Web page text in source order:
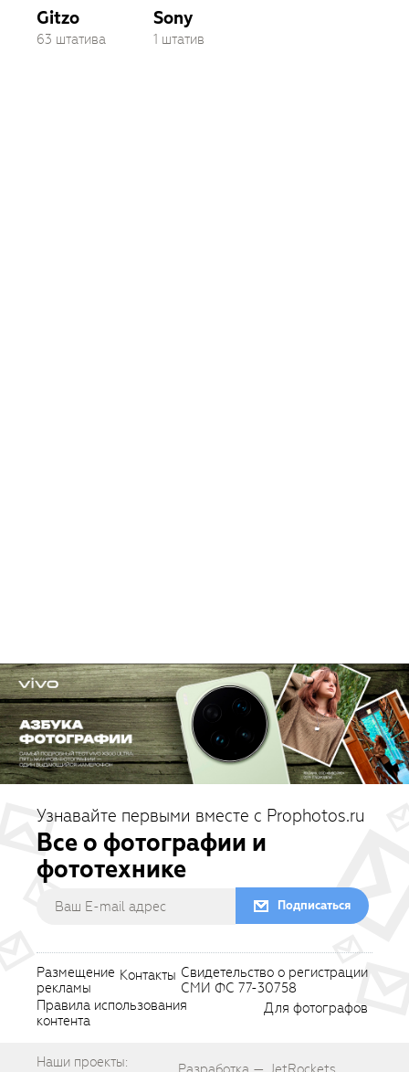
Gitzo
63 штатива
Sony
1 штатив
Узнавайте первыми вместе с Prophotos.ru
Все о фотографии и
фототехнике
Подписаться
Размещение
рекламы
Контакты Свидетельство о регистрации
СМИ ФС 77-30758
Правила использования
контента
Для фотографов
Наши проекты: